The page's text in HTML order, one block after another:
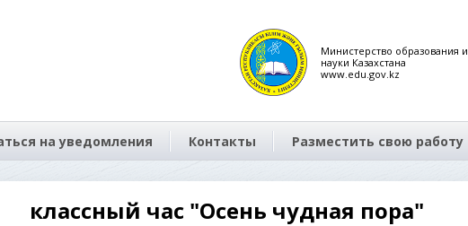
Министерство образования и
науки Казахстана
www.edu.gov.kz
на уведомления Контакты Разместить свою работу
классный час "Осень чудная пора"